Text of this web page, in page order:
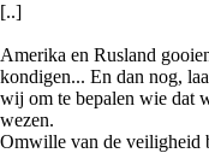
[..]
Amerika en Rusland
kondigen... En dan nog,
wij om te bepalen wie dat
wezen.
Omwille van de veiligheid